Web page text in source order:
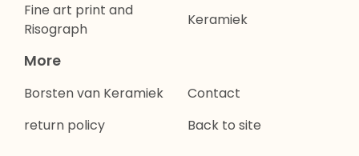
Fine art print and
Risograph
Keramiek
More
Borsten van Keramiek
return policy
Contact
Back to site